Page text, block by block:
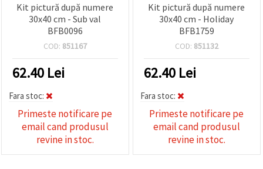
Kit pictură după numere
30x40 cm - Sub val
BFB0096
COD: 851167
62.40 Lei
Fara stoc:
Primeste notificare pe
email cand produsul
revine in stoc.
Kit pictură după numere
30x40 cm - Holiday
BFB1759
COD: 851132
62.40 Lei
Fara stoc:
Primeste notificare pe
email cand produsul
revine in stoc.